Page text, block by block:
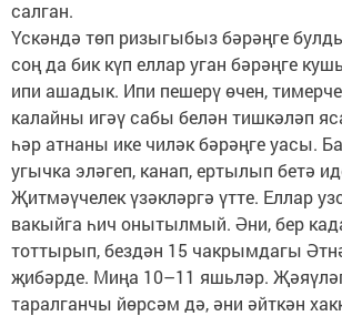
салган.
Үскәндә төп ризыгыбыз бәрәңге
соң да бик күп еллар уган бәрәңге
ипи ашадык. Ипи пешерү өчен,
калайны игәү сабы белән тишкәләп
һәр атнаны ике чиләк бәрәңге уасы.
угычка эләгеп, канап, ертылып бетә
Җитмәүчелек үзәкләргә үтте. Еллар
вакыйга һич онытылмый. Әни, бер
тоттырып, бездән 15 чакрымдагы
җибәрде. Миңа 10–11 яшьләр.
таралганчы йөрсәм дә, әни әйткән